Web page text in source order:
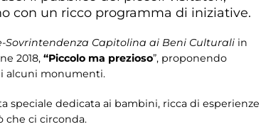
con un ricco programma di iniziative.
Sovrintendenza Capitolina ai Beni Culturali in
2018, “Piccolo ma prezioso”, proponendo
alcuni monumenti.
speciale dedicata ai bambini, ricca di esperienze
che ci circonda.